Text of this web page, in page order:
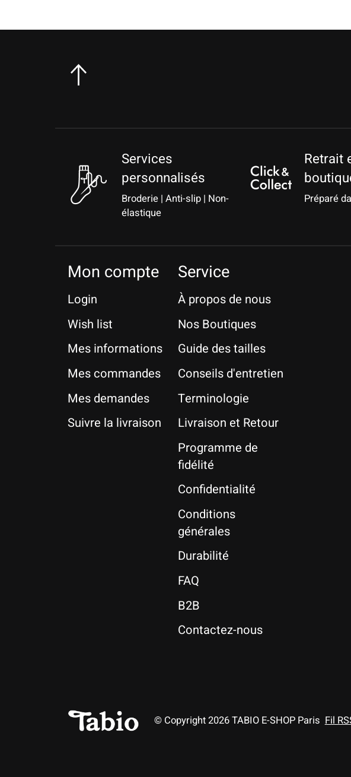
Services
personnalisés
Broderie | Anti-slip | Non-
élastique
Retrait
Préparé
Mon compte
Login
Wish list
Mes informations
Mes commandes
Mes demandes
Suivre la livraison
Service
À propos de nous
Nos Boutiques
Guide des tailles
Conseils d'entretien
Terminologie
Livraison et Retour
Programme de
fidélité
Confidentialité
Conditions
générales
Durabilité
FAQ
B2B
Contactez-nous
© Copyright 2026 TABIO E-SHOP Paris Fil